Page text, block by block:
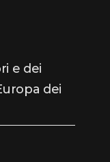
e dei
dei